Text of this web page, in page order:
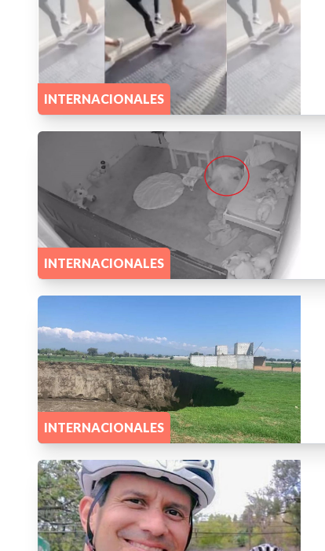
INTERNACIONALES
INTERNACIONALES
INTERNACIONALES